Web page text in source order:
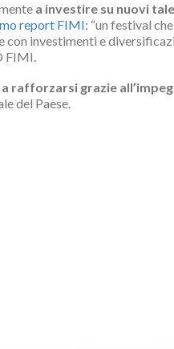
a investire su nuovi
report FIMI: “un festival
investimenti e
FIMI.
rafforzarsi grazie
del Paese.